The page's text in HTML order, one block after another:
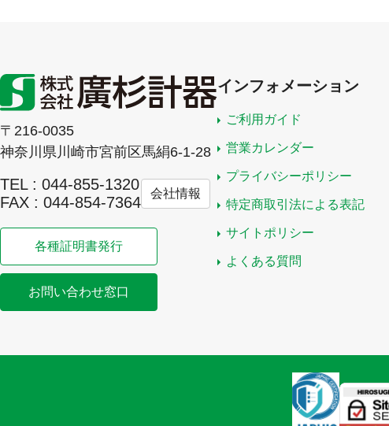
〒216-0035
神奈川県川崎市宮前区馬絹6-1-28
TEL : 044-855-1320
FAX : 044-854-7364
会社情報
各種証明書発行
お問い合わせ窓口
インフォメーション
ご利用ガイド
営業カレンダー
プライバシーポリシー
特定商取引法による表記
サイトポリシー
よくある質問